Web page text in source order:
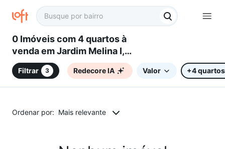
0 Imóveis com 4 quartos à
venda em Jardim Melina I,
Campinas, SP
Filtrar 3 Redecore IA Valor +4 quartos
Ordenar por: Mais relevante